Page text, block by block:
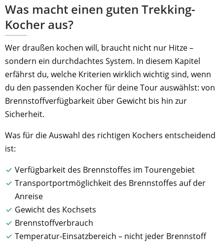
Was macht einen guten Trekking-
Kocher aus?
Wer draußen kochen will, braucht nicht nur Hitze –
sondern ein durchdachtes System. In diesem Kapitel
erfährst du, welche Kriterien wirklich wichtig sind, wenn
du den passenden Kocher für deine Tour auswählst: von
Brennstoffverfügbarkeit über Gewicht bis hin zur
Sicherheit.
Was für die Auswahl des richtigen Kochers entscheidend
ist:
Verfügbarkeit des Brennstoffes im Tourengebiet
Transportportmöglichkeit des Brennstoffes auf der
Anreise
Gewicht des Kochsets
Brennstoffverbrauch
Temperatur-Einsatzbereich – nicht jeder Brennstoff